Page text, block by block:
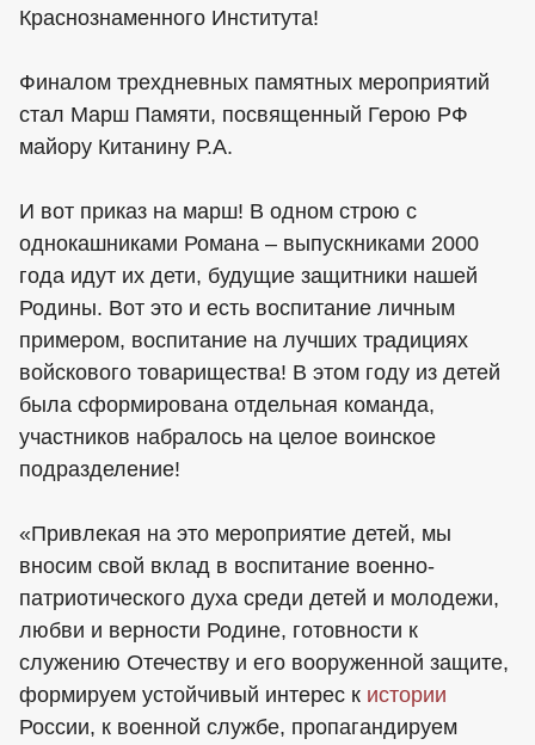
Краснознаменного Института!
Финалом трехдневных памятных мероприятий
стал Марш Памяти, посвященный Герою РФ
майору Китанину Р.А.
И вот приказ на марш! В одном строю с
однокашниками Романа – выпускниками 2000
года идут их дети, будущие защитники нашей
Родины. Вот это и есть воспитание личным
примером, воспитание на лучших традициях
войскового товарищества! В этом году из детей
была сформирована отдельная команда,
участников набралось на целое воинское
подразделение!
«Привлекая на это мероприятие детей, мы
вносим свой вклад в воспитание военно-
патриотического духа среди детей и молодежи,
любви и верности Родине, готовности к
служению Отечеству и его вооруженной защите,
формируем устойчивый интерес к истории
России, к военной службе, пропагандируем